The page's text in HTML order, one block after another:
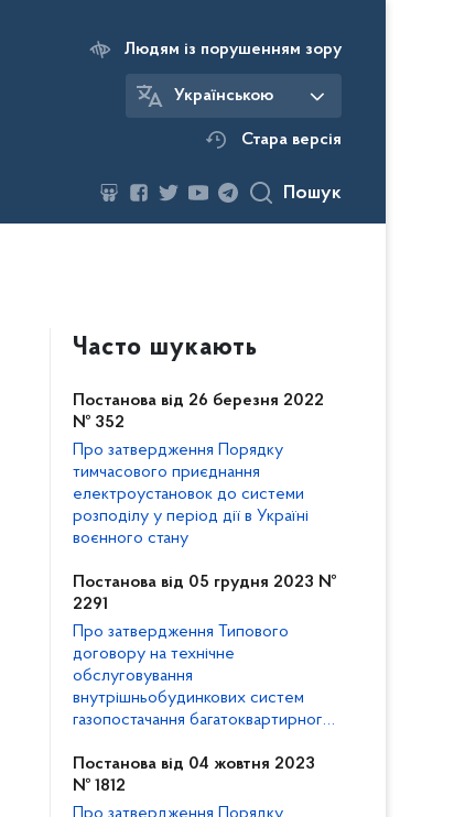
Людям із порушенням зору
Українською
Стара версія
Пошук
Часто шукають
Постанова від 26 березня 2022
№ 352
Про затвердження Порядку
тимчасового приєднання
електроустановок до системи
розподілу у період дії в Україні
воєнного стану
Постанова від 05 грудня 2023 №
2291
Про затвердження Типового
договору на технічне
обслуговування
внутрішньобудинкових систем
газопостачання багатоквартирного
Кодексу газорозподільних систем
Постанова від 04 жовтня 2023
№ 1812